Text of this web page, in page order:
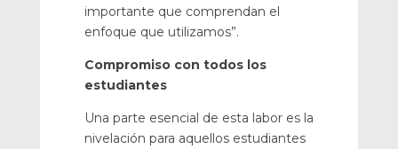
importante que comprendan el
enfoque que utilizamos”.
Compromiso con todos los
estudiantes
Una parte esencial de esta labor es la
nivelación para aquellos estudiantes